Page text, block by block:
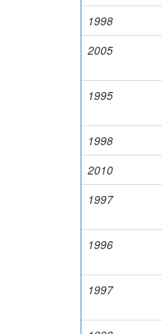
1998
2005
1995
1998
2010
1997
1996
1997